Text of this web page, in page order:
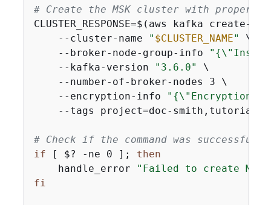
# Create the MSK cluster with proper
CLUSTER_RESPONSE=$(aws kafka create-
    --cluster-name
" $CLUSTER_NAME"
\
    --broker-node-group-info
" {
    --kafka-version
"3.6.0"
\
    --number-of-broker-nodes 3 \
    --encryption-info
" {
--tags project=doc-
# Check if the command was successful
if [ $? -ne 0 ]; then
    handle_error
"Failed to create
fi